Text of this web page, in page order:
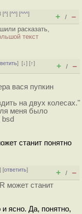
[^] [^^] [^^^]
+ / –
расказать,
текст
][↓] [↑]
+ / –
вася пупкин
на двух колесах."
меня было
станит понятно
] [ответить]
+ / –
может станит
и ясно. Да, понятно,